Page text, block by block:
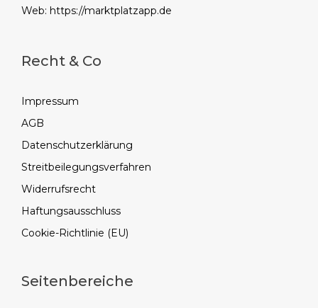
Web: https://marktplatzapp.de
Recht & Co
Impressum
AGB
Datenschutzerklärung
Streitbeilegungsverfahren
Widerrufsrecht
Haftungsausschluss
Cookie-Richtlinie (EU)
Seitenbereiche